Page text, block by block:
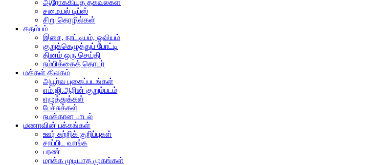
ஆரோக்கியத் தகவல்கள்
சமையல் டிப்ஸ்
சிறு தொழில்கள்
கதம்பம்
இசை, நாட்டியம், ஓவியம்
குறுக்கெழுத்துப் போட்டி
தினம் ஒரு செய்தி
நம்பிக்கைத் தொடர்
மக்கள் திலகம்
அபூர்வ புகைப்படங்கள்
எம்.ஜி.ஆரின் குறும்படம்
எழுத்துக்கள்
பேச்சுக்கள்
நமக்கான பாடல்
மணாவின் பக்கங்கள்
ஊர் சுற்றிக் குறிப்புகள்
சாப்பிட வாங்க
பரண்
மறக்க முடியாத முகங்கள்